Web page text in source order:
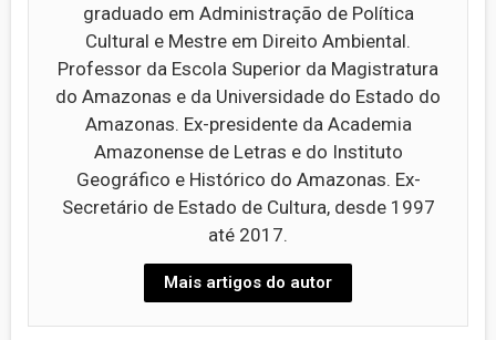
graduado em Administração de Política
Cultural e Mestre em Direito Ambiental.
Professor da Escola Superior da Magistratura
do Amazonas e da Universidade do Estado do
Amazonas. Ex-presidente da Academia
Amazonense de Letras e do Instituto
Geográfico e Histórico do Amazonas. Ex-
Secretário de Estado de Cultura, desde 1997
até 2017.
Mais artigos do autor